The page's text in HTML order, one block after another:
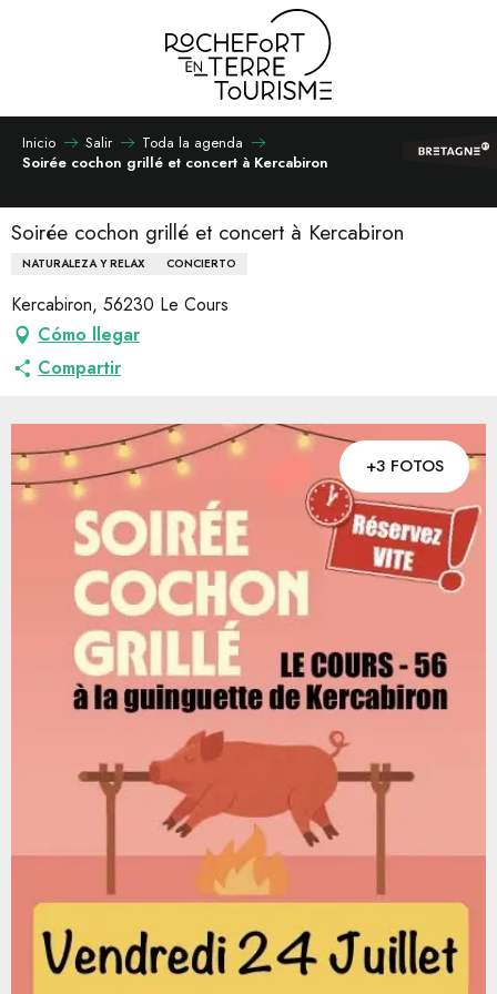
Inicio Salir
Toda la agenda
Soirée cochon grillé et concert à Kercabiron
Soirée cochon grillé et concert à Kercabiron
NATURALEZA Y RELAX CONCIERTO
Kercabiron, 56230 Le Cours
Cómo llegar
Compartir
+3 FOTOS